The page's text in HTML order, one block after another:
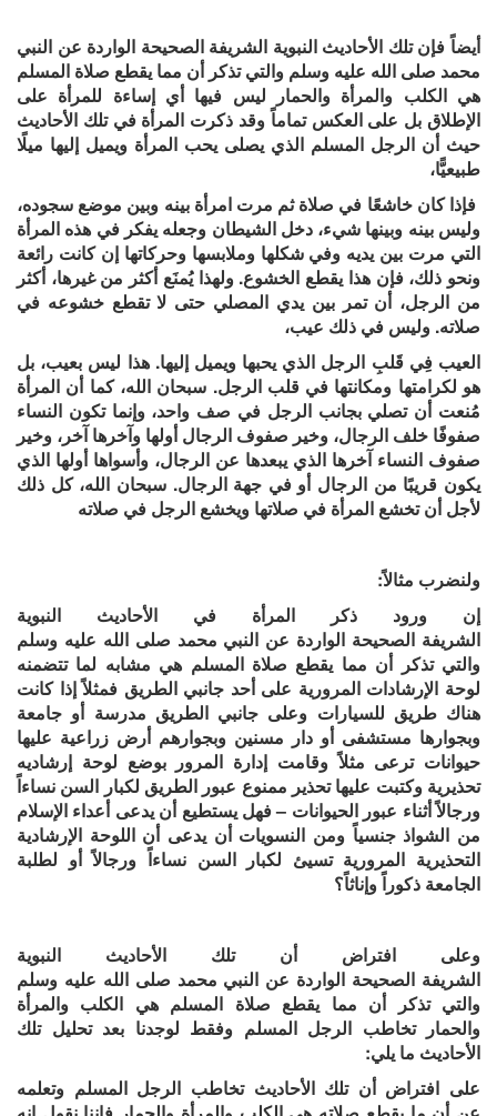
أيضاً فإن تلك الأحاديث النبوية الشريفة الصحيحة الواردة عن النبي
محمد صلى الله عليه وسلم والتي تذكر أن مما يقطع صلاة المسلم
هي الكلب والمرأة والحمار ليس فيها أي إساءة للمرأة على
الإطلاق بل على العكس تماماً وقد ذكرت المرأة في تلك الأحاديث
حيث أن الرجل المسلم الذي يصلى يحب المرأة ويميل إليها ميلًا
طبيعيًّا،
فإذا كان خاشعًا في صلاة ثم مرت امرأة بينه وبين موضع سجوده،
وليس بينه وبينها شيء، دخل الشيطان وجعله يفكر في هذه المرأة
التي مرت بين يديه وفي شكلها وملابسها وحركاتها إن كانت رائعة
ونحو ذلك، فإن هذا يقطع الخشوع. ولهذا يُمنَع أكثر من غيرها، أكثر
من الرجل، أن تمر بين يدي المصلي حتى لا تقطع خشوعه في
صلاته. وليس في ذلك عيب،
العيب فِي قَلبِ الرجل الذي يحبها ويميل إليها. هذا ليس بعيب، بل
هو لكرامتها ومكانتها في قلب الرجل. سبحان الله، كما أن المرأة
مُنعت أن تصلي بجانب الرجل في صف واحد، وإنما تكون النساء
صفوفًا خلف الرجال، وخير صفوف الرجال أولها وآخرها آخر، وخير
صفوف النساء آخرها الذي يبعدها عن الرجال، وأسواها أولها الذي
يكون قريبًا من الرجال أو في جهة الرجال. سبحان الله، كل ذلك
لأجل أن تخشع المرأة في صلاتها ويخشع الرجل في صلاته
ولنضرب مثالاً:
إن ورود ذكر المرأة في الأحاديث النبوية
الشريفة الصحيحة الواردة عن النبي محمد صلى الله عليه وسلم
والتي تذكر أن مما يقطع صلاة المسلم هي مشابه لما تتضمنه
لوحة الإرشادات المرورية على أحد جانبي الطريق فمثلاً إذا كانت
هناك طريق للسيارات وعلى جانبي الطريق مدرسة أو جامعة
وبجوارها مستشفى أو دار مسنين وبجوارهم أرض زراعية عليها
حيوانات ترعى مثلاً وقامت إدارة المرور بوضع لوحة إرشاديه
تحذيرية وكتبت عليها تحذير ممنوع عبور الطريق لكبار السن نساءاً
ورجالاً أثناء عبور الحيوانات –فهل يستطيع أن يدعى أعداء الإسلام
من الشواذ جنسياً ومن النسويات أن يدعى أن اللوحة الإرشادية
التحذيرية المرورية تسيئ لكبار السن نساءاً ورجالاً أو لطلبة
الجامعة ذكوراً وإناثاً؟
وعلى افتراض أن تلك الأحاديث النبوية
الشريفة الصحيحة الواردة عن النبي محمد صلى الله عليه وسلم
والتي تذكر أن مما يقطع صلاة المسلمهي الكلب والمرأة
والحمار تخاطب الرجل المسلم وفقط لوجدنا بعد تحليل تلك
الأحاديث ما يلي:
على افتراض أن تلك الأحاديث تخاطب الرجل المسلم وتعلمه